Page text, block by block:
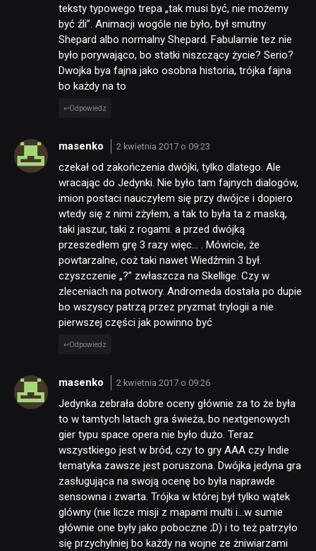
teksty typowego trepa „tak musi być, nie możemy
być źli”. Animacji wogóle nie było, był smutny
Shepard albo normalny Shepard. Fabularnie tez nie
było porywająco, bo statki niszczący życie? Serio?
Dwojka bya fajna jako osobna historia, trójka fajna
bo każdy na to
Odpowiedz
masenko 2 kwietnia 2017 o 09:23
czekał od zakończenia dwójki, tylko dlatego. Ale
wracając do Jedynki. Nie było tam fajnych dialogów,
imion postaci nauczyłem się przy dwójce i dopiero
wtedy się z nimi zżyłem, a tak to była ta z maską,
taki jaszur, taki z rogami. a przed dwójką
przeszedłem grę 3 razy więc… . Mówicie, że
powtarzalne, coż taki nawet Wiedźmin 3 był.
czyszczenie „?” zwłaszcza na Skellige. Czy w
zleceniach na potwory. Andromeda dostała po dupie
bo wszyscy patrzą przez pryzmat trylogii a nie
pierwszej części jak powinno być
Odpowiedz
masenko 2 kwietnia 2017 o 09:26
Jedynka zebrała dobre oceny głównie za to że była
to w tamtych latach gra świeża, bo nextgenowych
gier typu space opera nie było dużo. Teraz
wszystkiego jest w bród, czy to gry AAA czy Indie
tematyka zawsze jest poruszona. Dwójka jedyna gra
zasługująca na swoją ocenę bo była naprawde
sensowna i zwarta. Trójka w której był tylko wątek
glówny (nie licze misji z mapami multi i…w sumie
głównie one były jako poboczne ;D) i to też patrzyło
się przychylniej bo każdy na wojne ze żniwiarzami